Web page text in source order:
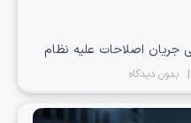
جریان اصلاحات علیه نظام
بدون دیدگاه